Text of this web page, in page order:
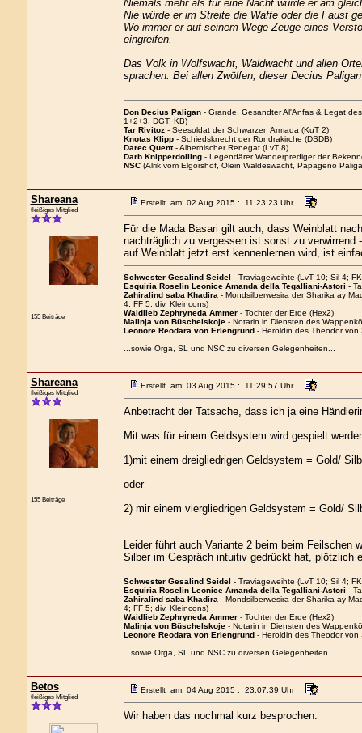
Niemals mehr als für eine Nacht würde er am
Nie würde er im Streite die Waffe oder die Faust
Wo immer er auf seinem Wege Zeuge eines
eingreifen.
Das Volk in Wolfswacht, Waldwacht und allen
sprachen: Bei allen Zwölfen, dieser Decius
Don Decius Paligan- Grande, Gesandter Al'Anfas & Legat
1+2+3, DGT, KB)
Tar Rivitoz- Seesoldat der Schwarzen Armada (KuT 2)
Knotas Klipp- Schiedsknecht der Rondrakirche (DSDB)
Darec Quent- Albernischer Renegat (LvT 8)
Darb Knipperdolling- Legendärer Wanderprediger der
NSC(Alrik vom Elgorshof, Olein Waldeswacht, Papageno
Shareana
fleißiges Mitglied
155 Beiträge
Erstellt am: 02 Aug 2015 : 11:23:23 Uhr
Für die Mada Basari gilt auch, dass Weinblatt
nachträglich zu vergessen ist sonst zu
auf Weinblatt jetzt erst kennenlernen wird, ist
Schwester Gesalind Seidel - Traviageweihte (LvT 10; Sil 4;
Esquiria Roselin Leonice Amanda della Tegalliani-Astori -
Zahiralind saba Khadira - Mondsilberwesira der Sharika ay
4; FF 5; div. Kleincons)
Waidlieb Zephryneda Ammer- Tochter der Erde (Hex2)
Malinja von Büschelskoje- Notarin in Diensten des
Leonore Reodara von Erlengrund- Heroldin des Theodor von
...sowie Orga, SL und NSC zu diversen Gelegenheiten...
Shareana
fleißiges Mitglied
155 Beiträge
Erstellt am: 03 Aug 2015 : 11:29:57 Uhr
Anbetracht der Tatsache, dass ich ja eine
Mit was für einem Geldsystem wird gespielt
1)mit einem dreigliedrigen Geldsystem = Gold/
oder
2) mir einem viergliedrigen Geldsystem = Gold/
Leider führt auch Variante 2 beim beim Feilschen
Silber im Gespräch intuitiv gedrückt hat, plötzlich
Schwester Gesalind Seidel - Traviageweihte (LvT 10; Sil 4;
Esquiria Roselin Leonice Amanda della Tegalliani-Astori -
Zahiralind saba Khadira - Mondsilberwesira der Sharika ay
4; FF 5; div. Kleincons)
Waidlieb Zephryneda Ammer- Tochter der Erde (Hex2)
Malinja von Büschelskoje- Notarin in Diensten des
Leonore Reodara von Erlengrund- Heroldin des Theodor von
...sowie Orga, SL und NSC zu diversen Gelegenheiten...
Betos
fleißiges Mitglied
Erstellt am: 04 Aug 2015 : 23:07:39 Uhr
Wir haben das nochmal kurz besprochen.